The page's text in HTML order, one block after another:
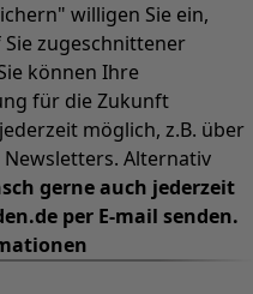
willigen Sie ein,
zugeschnittener
können Ihre
für die Zukunft
möglich, z.B. über
Newsletters. Alternativ
gerne auch jederzeit
per E-mail senden.